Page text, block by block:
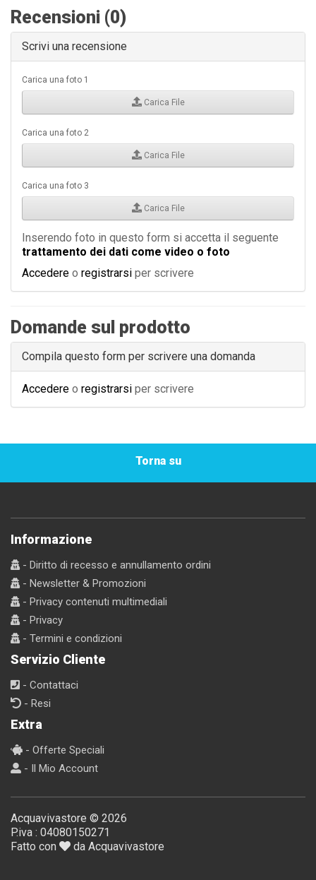
Recensioni (0)
Scrivi una recensione
Carica una foto 1
Carica File
Carica una foto 2
Carica File
Carica una foto 3
Carica File
Inserendo foto in questo form si accetta il seguente
trattamento dei dati come video o foto
Accedere o registrarsi per scrivere
Domande sul prodotto
Compila questo form per scrivere una domanda
Accedere o registrarsi per scrivere
Torna su
Informazione
- Diritto di recesso e annullamento ordini
- Newsletter & Promozioni
- Privacy contenuti multimediali
- Privacy
- Termini e condizioni
Servizio Cliente
- Contattaci
- Resi
Extra
- Offerte Speciali
- Il Mio Account
Acquavivastore © 2026
P.iva : 04080150271
Fatto con
da Acquavivastore